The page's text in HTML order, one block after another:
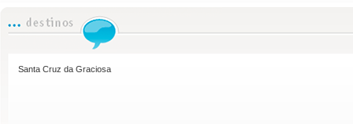
Santa Cruz da Graciosa